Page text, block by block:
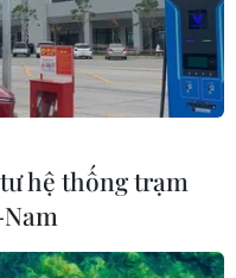
hệ thống trạm